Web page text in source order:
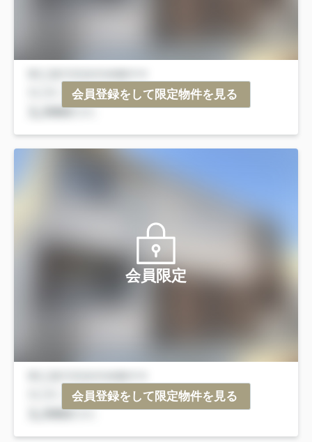
会員登録をして限定物件を見る
会員限定
会員登録をして限定物件を見る